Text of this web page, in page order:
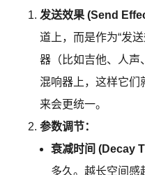
发送效果 (Send
道上，而是作为“发
器（比如吉他、人声
混响器上，这样它们
来会更统一。
参数调节：
衰减时间 (Decay
多久。越长空间感